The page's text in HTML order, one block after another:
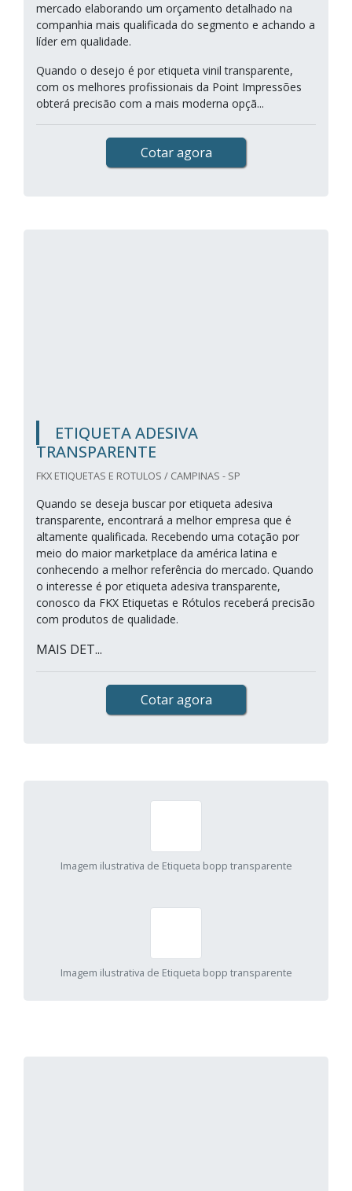
mercado elaborando um orçamento detalhado na
companhia mais qualificada do segmento e achando a
líder em qualidade.
Quando o desejo é por etiqueta vinil transparente,
com os melhores profissionais da Point Impressões
obterá precisão com a mais moderna opçã...
Cotar agora
ETIQUETA ADESIVA
TRANSPARENTE
FKX ETIQUETAS E ROTULOS / CAMPINAS - SP
Quando se deseja buscar por etiqueta adesiva
transparente, encontrará a melhor empresa que é
altamente qualificada. Recebendo uma cotação por
meio do maior marketplace da américa latina e
conhecendo a melhor referência do mercado. Quando
o interesse é por etiqueta adesiva transparente,
conosco da FKX Etiquetas e Rótulos receberá precisão
com produtos de qualidade.
MAIS DET...
Cotar agora
Imagem ilustrativa de Etiqueta bopp transparente
Imagem ilustrativa de Etiqueta bopp transparente